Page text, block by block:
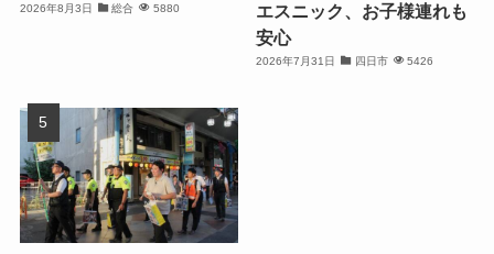
2026年8月3日 総合 5880
エスニック、お子様連れも
安心
2026年7月31日 四日市 5426